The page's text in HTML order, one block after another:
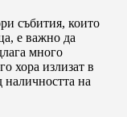
събития, които
е важно да
много
хора излизат в
наличността на